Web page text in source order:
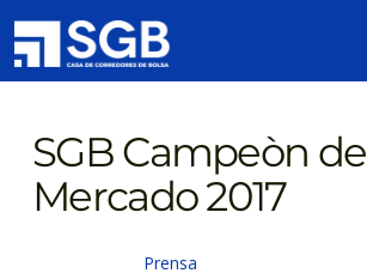
SGB Campeòn de
Mercado 2017
Prensa